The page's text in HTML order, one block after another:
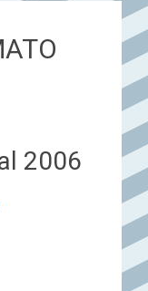
2006